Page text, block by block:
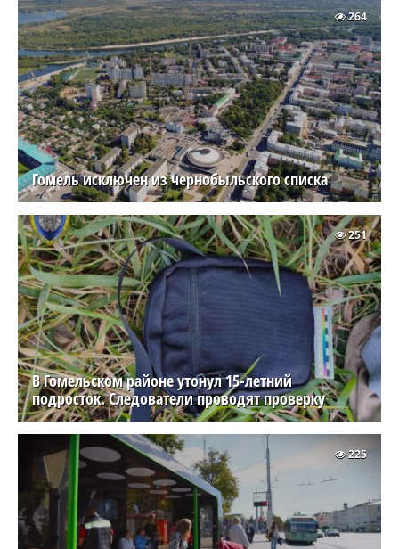
Гомель исключен из чернобыльского списка
264
В Гомельском районе утонул 15-летний
подросток. Следователи проводят проверку
251
225